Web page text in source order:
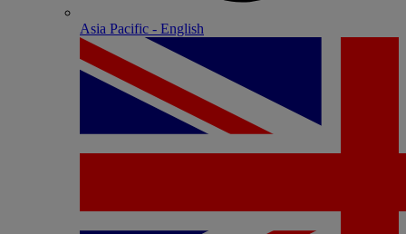
Asia Pacific - English